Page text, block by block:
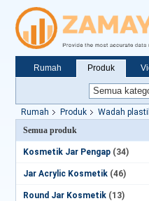
Rumah Produk
Rumah Produk Wadah
Semua produk
Kosmetik Jar Pengap (34)
Jar Acrylic Kosmetik (46)
Round Jar Kosmetik (13)